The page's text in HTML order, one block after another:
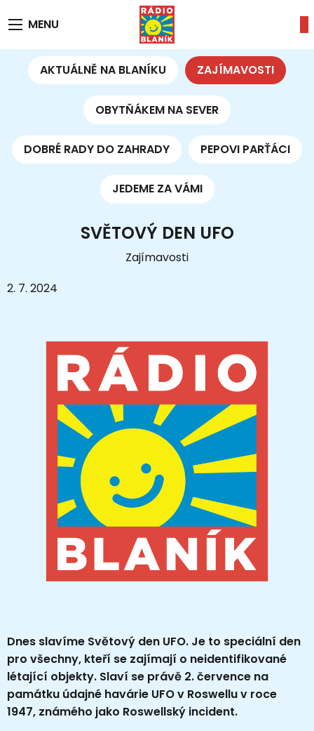
MENU
AKTUÁLNĚ NA BLANÍKU ZAJÍMAVOSTI
OBYTŇÁKEM NA SEVER
DOBRÉ RADY DO ZAHRADY PEPOVI PARŤÁCI
JEDEME ZA VÁMI
SVĚTOVÝ DEN UFO
Zajímavosti
2. 7. 2024
Dnes slavíme Světový den UFO. Je to speciální den
pro všechny, kteří se zajímají o neidentifikované
létající objekty. Slaví se právě 2. července na
památku údajné havárie UFO v Roswellu v roce
1947, známého jako Roswellský incident.